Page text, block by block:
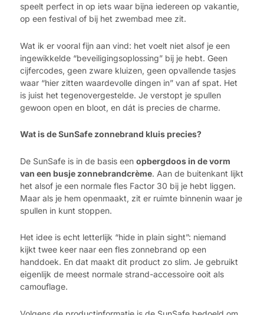
speelt perfect in op iets waar bijna iedereen op vakantie,
op een festival of bij het zwembad mee zit.
Wat ik er vooral fijn aan vind: het voelt niet alsof je een
ingewikkelde “beveiligingsoplossing” bij je hebt. Geen
cijfercodes, geen zware kluizen, geen opvallende tasjes
waar “hier zitten waardevolle dingen in” van af spat. Het
is juist het tegenovergestelde. Je verstopt je spullen
gewoon open en bloot, en dát is precies de charme.
Wat is de SunSafe zonnebrand kluis precies?
De SunSafe is in de basis een opbergdoos in de vorm
van een busje zonnebrandcrème. Aan de buitenkant lijkt
het alsof je een normale fles Factor 30 bij je hebt liggen.
Maar als je hem openmaakt, zit er ruimte binnenin waar je
spullen in kunt stoppen.
Het idee is echt letterlijk “hide in plain sight”: niemand
kijkt twee keer naar een fles zonnebrand op een
handdoek. En dat maakt dit product zo slim. Je gebruikt
eigenlijk de meest normale strand-accessoire ooit als
camouflage.